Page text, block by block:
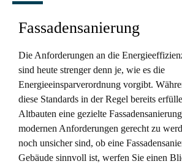
Fassadensanierung
Die Anforderungen an die
sind heute strenger denn je, wie es die
Energieeinsparverordnung vorgibt.
diese Standards in der Regel bereits
Altbauten eine gezielte
modernen Anforderungen gerecht zu
noch unsicher sind, ob eine
Gebäude sinnvoll ist, werfen Sie einen